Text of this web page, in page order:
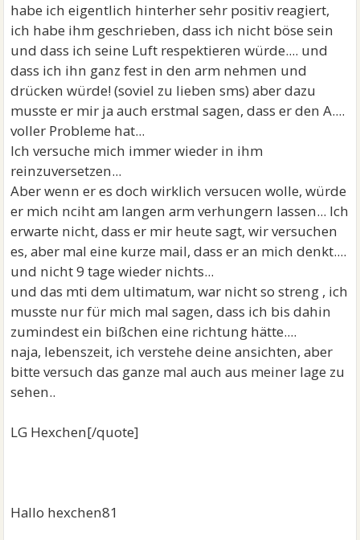
habe ich eigentlich hinterher sehr positiv reagiert,
ich habe ihm geschrieben, dass ich nicht böse sein
und dass ich seine Luft respektieren würde.... und
dass ich ihn ganz fest in den arm nehmen und
drücken würde! (soviel zu lieben sms) aber dazu
musste er mir ja auch erstmal sagen, dass er den A....
voller Probleme hat...
Ich versuche mich immer wieder in ihm
reinzuversetzen...
Aber wenn er es doch wirklich versucen wolle, würde
er mich nciht am langen arm verhungern lassen... Ich
erwarte nicht, dass er mir heute sagt, wir versuchen
es, aber mal eine kurze mail, dass er an mich denkt....
und nicht 9 tage wieder nichts...
und das mti dem ultimatum, war nicht so streng , ich
musste nur für mich mal sagen, dass ich bis dahin
zumindest ein bißchen eine richtung hätte....
naja, lebenszeit, ich verstehe deine ansichten, aber
bitte versuch das ganze mal auch aus meiner lage zu
sehen..
LG Hexchen[/quote]
Hallo hexchen81